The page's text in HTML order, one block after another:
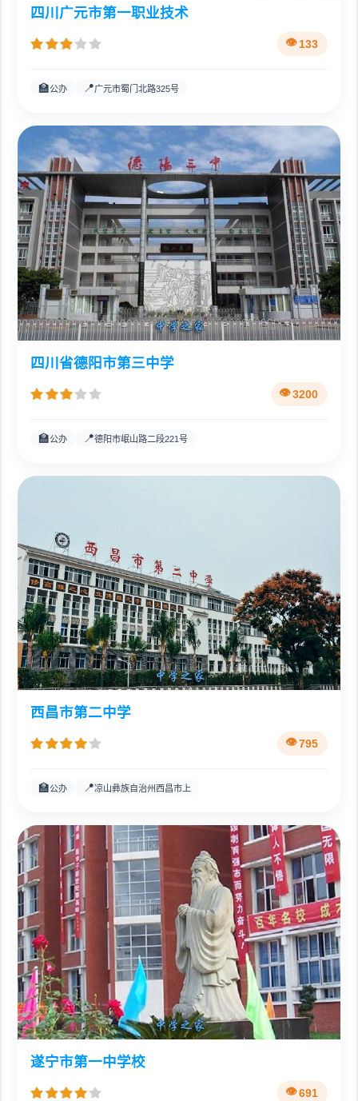
四川广元市第一职业技术
133
🏫公办 📍广元市蜀门北路325号
四川省德阳市第三中学
3200
🏫公办 📍德阳市岷山路二段221号
西昌市第二中学
795
🏫公办 📍凉山彝族自治州西昌市上
遂宁市第一中学校
691